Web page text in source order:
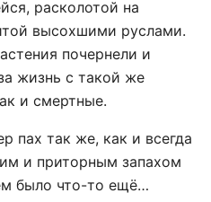
расколотой на
высохшими руслами.
почернели и
жизнь с такой же
и смертные.
пах так же, как и всегда
и приторным запахом
было что-то ещё…